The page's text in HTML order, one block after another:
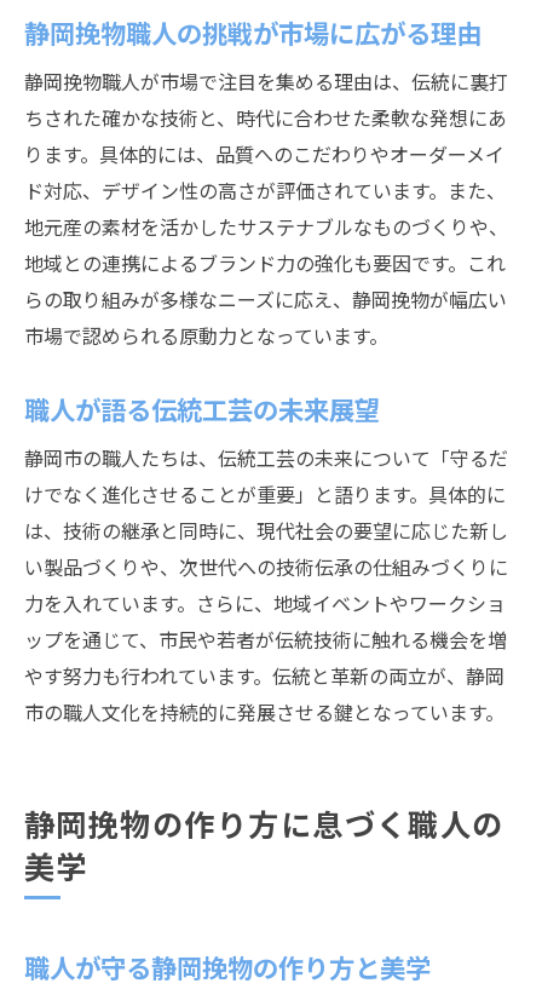
静岡挽物職人の挑戦が市場に広がる理由
静岡挽物職人が市場で注目を集める理由は、伝統に裏打
ちされた確かな技術と、時代に合わせた柔軟な発想にあ
ります。具体的には、品質へのこだわりやオーダーメイ
ド対応、デザイン性の高さが評価されています。また、
地元産の素材を活かしたサステナブルなものづくりや、
地域との連携によるブランド力の強化も要因です。これ
らの取り組みが多様なニーズに応え、静岡挽物が幅広い
市場で認められる原動力となっています。
職人が語る伝統工芸の未来展望
静岡市の職人たちは、伝統工芸の未来について「守るだ
けでなく進化させることが重要」と語ります。具体的に
は、技術の継承と同時に、現代社会の要望に応じた新し
い製品づくりや、次世代への技術伝承の仕組みづくりに
力を入れています。さらに、地域イベントやワークショ
ップを通じて、市民や若者が伝統技術に触れる機会を増
やす努力も行われています。伝統と革新の両立が、静岡
市の職人文化を持続的に発展させる鍵となっています。
静岡挽物の作り方に息づく職人の
美学
職人が守る静岡挽物の作り方と美学